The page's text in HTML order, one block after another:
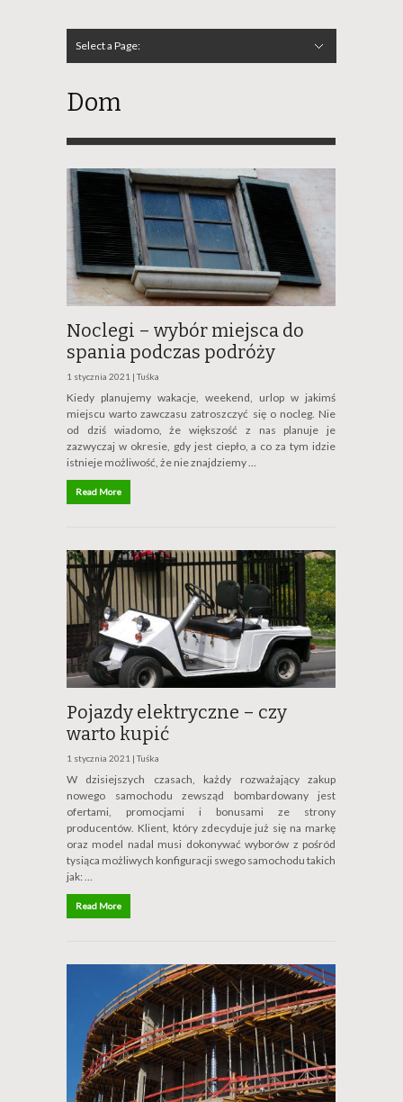
Select a Page:
Dom
Noclegi – wybór miejsca do
spania podczas podróży
1 stycznia 2021 |Tuśka
Kiedy planujemy wakacje, weekend, urlop w jakimś
miejscu warto zawczasu zatroszczyć się o nocleg. Nie
od dziś wiadomo, że większość z nas planuje je
zazwyczaj w okresie, gdy jest ciepło, a co za tym idzie
istnieje możliwość, że nie znajdziemy …
Read More
Pojazdy elektryczne – czy
warto kupić
1 stycznia 2021 |Tuśka
W dzisiejszych czasach, każdy rozważający zakup
nowego samochodu zewsząd bombardowany jest
ofertami, promocjami i bonusami ze strony
producentów. Klient, który zdecyduje już się na markę
oraz model nadal musi dokonywać wyborów z pośród
tysiąca możliwych konfiguracji swego samochodu takich
jak: …
Read More